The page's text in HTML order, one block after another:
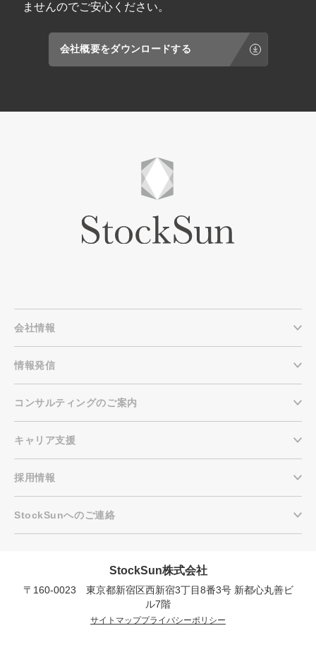
プロに無料相談をする
会社概要資料をダウンロー
ドする
ませんのでご安心ください。
会社概要をダウンロードする
会社情報
情報発信
コンサルティングのご案内
キャリア支援
採用情報
StockSunへのご連絡
StockSun株式会社
〒160-0023 東京都新宿区西新宿3丁目8番3号 新都心丸善ビ
ル7階
サイトマッププライバシーポリシー